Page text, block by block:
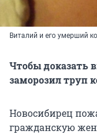
Виталий и его умерший
Чтобы доказать
заморозил труп
Новосибирец
гражданскую